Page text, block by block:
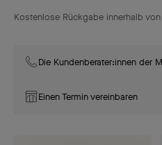
Kostenlose Rückgabe innerhalb
Die Kundenberater:innen der
Einen Termin vereinbaren